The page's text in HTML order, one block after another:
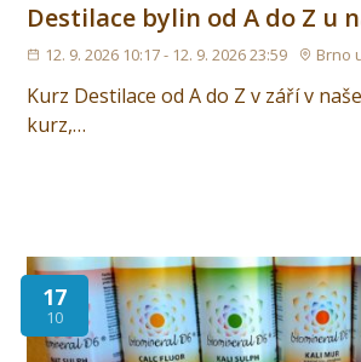
Destilace bylin od A do Z u
12. 9. 2026 10:17 - 12. 9. 2026 23:59 Brno
Kurz Destilace od A do Z v září v
kurz,…
17
10